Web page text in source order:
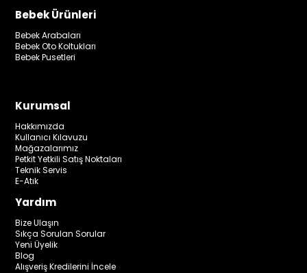
Bebek Ürünleri
Bebek Arabaları
Bebek Oto Koltukları
Bebek Pusetleri
Kurumsal
Hakkımızda
Kullanıcı Kılavuzu
Mağazalarımız
Petkit Yetkili Satış Noktaları
Teknik Servis
E-Atık
Yardım
Bize Ulaşın
Sıkça Sorulan Sorular
Yeni Üyelik
Blog
Alışveriş Kredilerini İncele